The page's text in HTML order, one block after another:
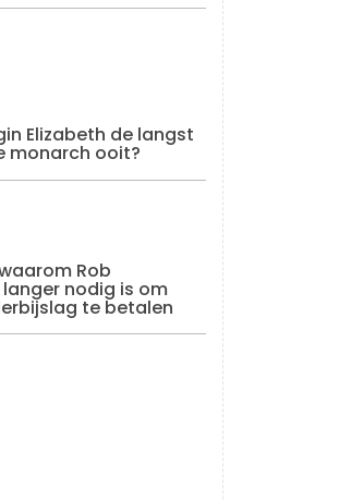
Elizabeth de langst
monarch ooit?
Rob
nodig is om
te betalen